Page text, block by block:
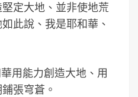
定大地、並非使地荒
此說、我是耶和華、
用能力創造大地、用
張穹蒼。